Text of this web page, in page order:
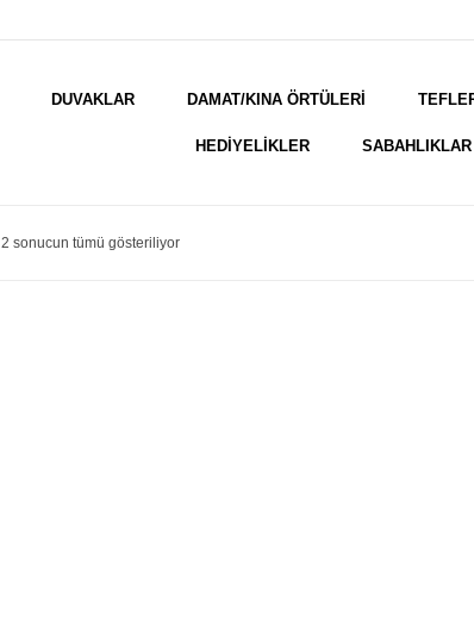
DUVAKLAR DAMAT/KINA ÖRTÜLERİ
HEDİYELİKLER SABAHLIKLAR
2 sonucun tümü gösteriliyor
Popülerliğe